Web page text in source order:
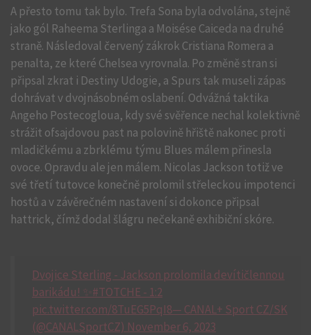
A přesto tomu tak bylo. Trefa Sona byla odvolána, stejně
jako gól Raheema Sterlinga a Moisése Caiceda na druhé
straně. Následoval červený zákrok Cristiana Romera a
penalta, ze které Chelsea vyrovnala. Po změně stran si
připsal zkrat i Destiny Udogie, a Spurs tak museli zápas
dohrávat v dvojnásobném oslabení. Odvážná taktika
Angeho Postecogloua, kdy své svěřence nechal kolektivně
strážit ofsajdovou past na polovině hřiště nakonec proti
mladičkému a zbrklému týmu Blues málem přinesla
ovoce. Opravdu ale jen málem. Nicolas Jackson totiž ve
své třetí tutovce konečně prolomil střeleckou impotenci
hostů a v závěrečném nastavení si dokonce připsal
hattrick, čímž dodal šlágru nečekaně exhibiční skóre.
Dvojice Sterling - Jackson prolomila devítičlennou
barikádu! ✨#TOTCHE - 1:2
pic.twitter.com/8TuEG5PqI8— CANAL+ Sport CZ/SK
(@CANALSportCZ) November 6, 2023